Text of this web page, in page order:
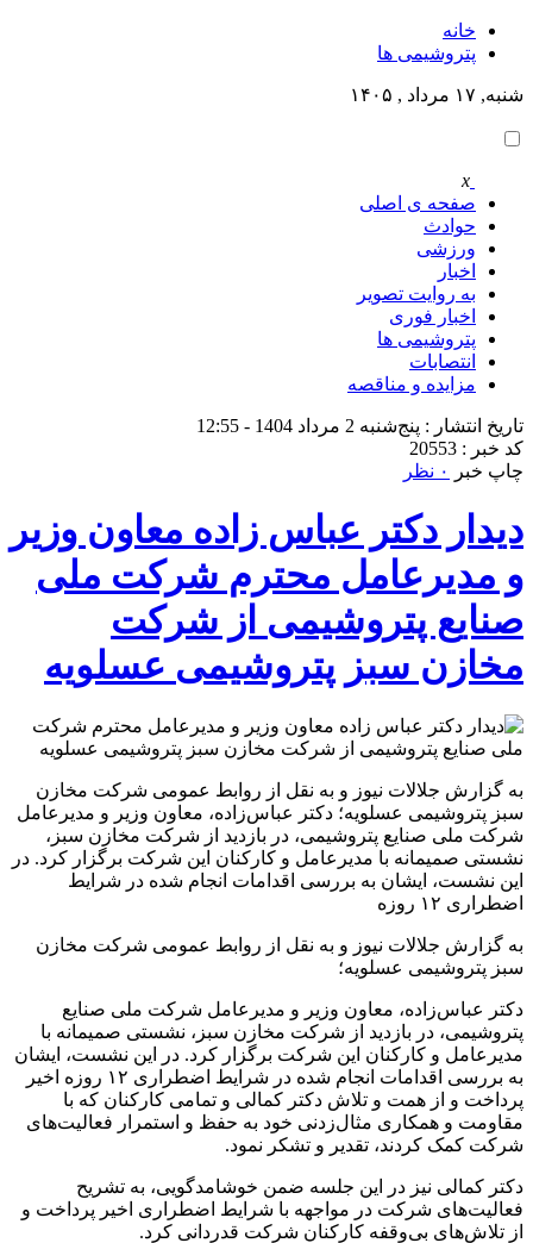
خانه
پتروشيمى ها
شنبه, ۱۷ مرداد , ۱۴۰۵
x
صفحه ی اصلی
حوادث
ورزشی
اخبار
به روایت تصویر
اخبار فوری
پتروشيمى ها
انتصابات
مزایده و مناقصه
تاریخ انتشار : پنج‌شنبه 2 مرداد 1404 - 12:55
کد خبر : 20553
چاپ خبر
۰ نظر
دیدار دکتر عباس زاده معاون وزیر
و مدیرعامل محترم شرکت ملی
صنایع پتروشیمی از شرکت
مخازن سبز پتروشیمی عسلویه
به گزارش جلالات نیوز و به نقل از روابط عمومی شرکت مخازن
سبز پتروشیمی عسلویه؛ دکتر عباس‌زاده، معاون وزیر و مدیرعامل
شرکت ملی صنایع پتروشیمی، در بازدید از شرکت مخازن سبز،
نشستی صمیمانه با مدیرعامل و کارکنان این شرکت برگزار کرد. در
این نشست، ایشان به بررسی اقدامات انجام شده در شرایط
اضطراری ۱۲ روزه
به گزارش جلالات نیوز و به نقل از روابط عمومی شرکت مخازن
سبز پتروشیمی عسلویه؛
دکتر عباس‌زاده، معاون وزیر و مدیرعامل شرکت ملی صنایع
پتروشیمی، در بازدید از شرکت مخازن سبز، نشستی صمیمانه با
مدیرعامل و کارکنان این شرکت برگزار کرد. در این نشست، ایشان
به بررسی اقدامات انجام شده در شرایط اضطراری ۱۲ روزه اخیر
پرداخت و از همت و تلاش دکتر کمالی و تمامی کارکنان که با
مقاومت و همکاری مثال‌زدنی خود به حفظ و استمرار فعالیت‌های
شرکت کمک کردند، تقدیر و تشکر نمود.
دکتر کمالی نیز در این جلسه ضمن خوشامدگویی، به تشریح
فعالیت‌های شرکت در مواجهه با شرایط اضطراری اخیر پرداخت و
از تلاش‌های بی‌وقفه کارکنان شرکت قدردانی کرد.